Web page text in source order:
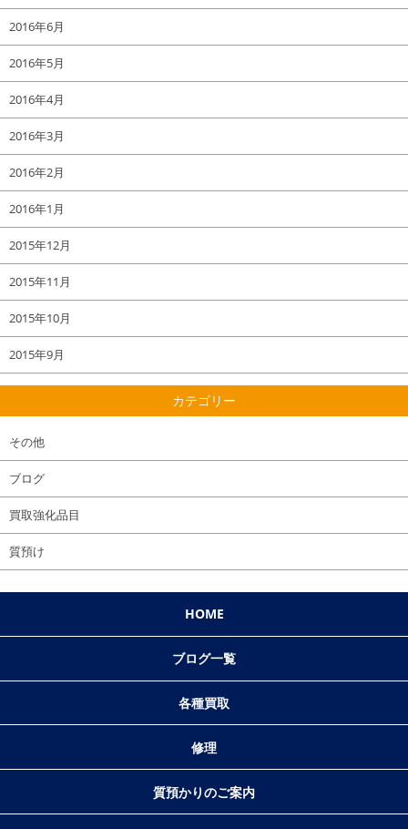
2016年6月
2016年5月
2016年4月
2016年3月
2016年2月
2016年1月
2015年12月
2015年11月
2015年10月
2015年9月
カテゴリー
その他
ブログ
買取強化品目
質預け
HOME
ブログ一覧
各種買取
修理
質預かりのご案内